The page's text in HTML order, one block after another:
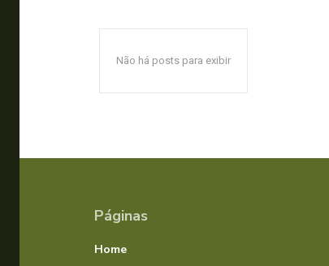
Não há posts para exibir
Páginas
Home